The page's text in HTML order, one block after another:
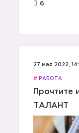
6
27 мая 2022,
# РАБОТА
ТАЛАНТ